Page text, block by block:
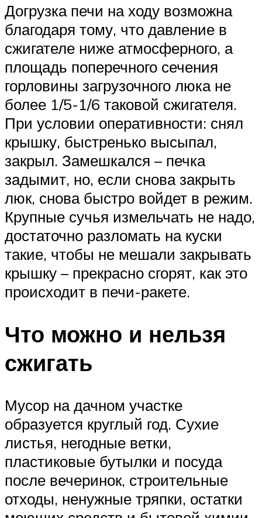
Догрузка печи на ходу возможна
благодаря тому, что давление в
сжигателе ниже атмосферного, а
площадь поперечного сечения
горловины загрузочного люка не
более 1/5-1/6 таковой сжигателя.
При условии оперативности: снял
крышку, быстренько высыпал,
закрыл. Замешкался – печка
задымит, но, если снова закрыть
люк, снова быстро войдет в режим.
Крупные сучья измельчать не надо,
достаточно разломать на куски
такие, чтобы не мешали закрывать
крышку – прекрасно сгорят, как это
происходит в печи-ракете.
Что можно и нельзя
сжигать
Мусор на дачном участке
образуется круглый год. Сухие
листья, негодные ветки,
пластиковые бутылки и посуда
после вечеринок, строительные
отходы, ненужные тряпки, остатки